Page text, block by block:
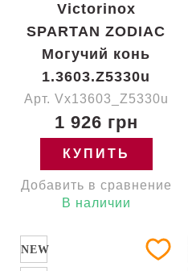
Victorinox
SPARTAN ZODIAC
Могучий конь
1.3603.Z5330u
Арт. Vx13603_Z5330u
1 926 грн
КУПИТЬ
Добавить в сравнение
В наличии
NEW